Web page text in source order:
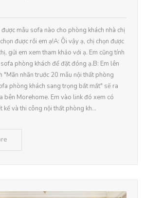
mẫu sofa nào cho phòng khách nhà chị
được rồi em ạ!A: Ôi vậy ạ, chị chọn được
gửi em xem tham khảo với ạ. Em cũng tính
phòng khách để đặt đóng ạ.B: Em lên
"Mãn nhãn trước 20 mẫu nội thất phòng
phòng khách sang trọng bắt mắt" sẽ ra
bên Morehome. Em vào link đó xem có
kế và thi công nội thất phòng kh...